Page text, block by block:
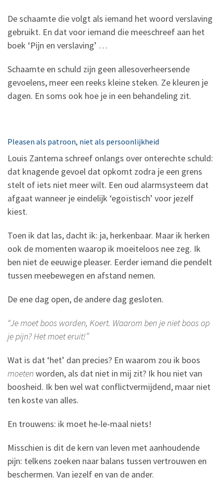
De schaamte die volgt als iemand het woord verslaving
gebruikt. En dat voor iemand die meeschreef aan het
boek ‘Pijn en verslaving’ …
Schaamte en schuld zijn geen allesoverheersende
gevoelens, meer een reeks kleine steken. Ze kleuren je
dagen. En soms ook hoe je in een behandeling zit.
Pleasen als patroon, niet als persoonlijkheid
Louis Zantema schreef onlangs over onterechte schuld:
dat knagende gevoel dat opkomt zodra je een grens
stelt of iets niet meer wilt. Een oud alarmsysteem dat
afgaat wanneer je eindelijk ‘egoïstisch’ voor jezelf
kiest.
Toen ik dat las, dacht ik: ja, herkenbaar. Maar ik herken
ook de momenten waarop ik moeiteloos nee zeg. Ik
ben niet de eeuwige pleaser. Eerder iemand die pendelt
tussen meebewegen en afstand nemen.
De ene dag open, de andere dag gesloten.
“Je moet boos worden, Koert. Waarom ben je niet boos op
je pijn? Het moet eruit!”
Wat is dat ‘het’ dan precies? En waarom zou ik boos
moeten worden, als dat niet in mij zit? Ik hou niet van
boosheid. Ik ben wel wat conflictvermijdend, maar niet
ten koste van alles.
En trouwens: ik moet he-le-maal niets!
Misschien is dit de kern van leven met aanhoudende
pijn: telkens zoeken naar balans tussen vertrouwen en
beschermen. Van jezelf en van de ander.